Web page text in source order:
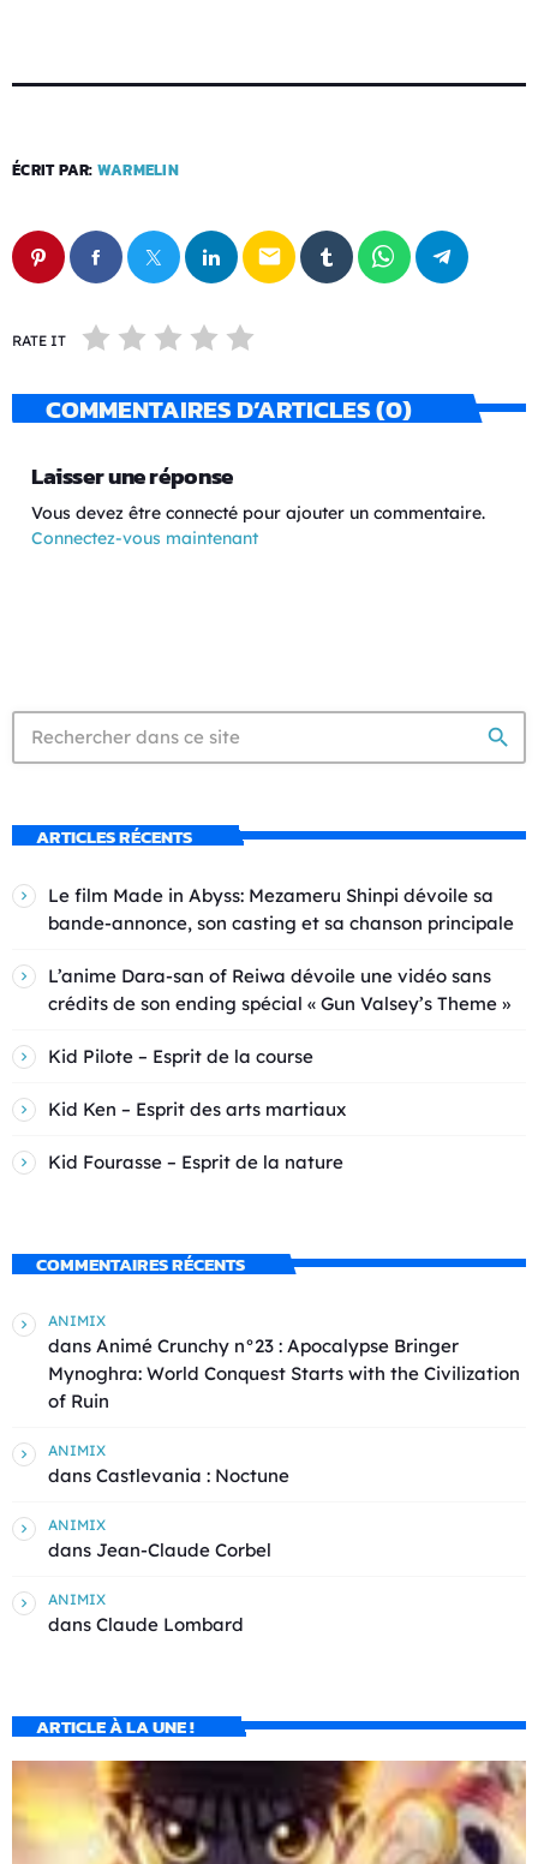
ÉCRIT PAR: WARMELIN
email
RATE IT
COMMENTAIRES D’ARTICLES (0)
Laisser une réponse
Vous devez être connecté pour ajouter un commentaire.
Connectez-vous maintenant
search
ARTICLES RÉCENTS
Le film Made in Abyss: Mezameru Shinpi dévoile sa
bande-annonce, son casting et sa chanson principale
L’anime Dara-san of Reiwa dévoile une vidéo sans
crédits de son ending spécial « Gun Valsey’s Theme »
Kid Pilote – Esprit de la course
Kid Ken – Esprit des arts martiaux
Kid Fourasse – Esprit de la nature
COMMENTAIRES RÉCENTS
ANIMIX
dans Animé Crunchy n°23 : Apocalypse Bringer
Mynoghra: World Conquest Starts with the Civilization
of Ruin
ANIMIX
dans Castlevania : Noctune
ANIMIX
dans Jean-Claude Corbel
ANIMIX
dans Claude Lombard
ARTICLE À LA UNE !